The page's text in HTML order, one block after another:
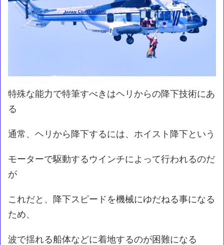
特殊な能力で特筆すべきはヘリからの降下技術にあ
る
通常、ヘリから降下するには、ホイスト降下という
モーターで駆動するウインチによって行われるのだ
が
これだと、降下スピードを機械にゆだねる事になる
ため、
波で揺れる船体などに着地するのが困難になる